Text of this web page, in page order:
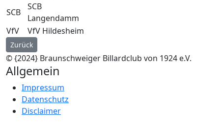
SCB
SCB
Langendamm
VfV
VfV Hildesheim
Vorheriger Beitrag: BBC1 Vizemeister
Zurück
© {2024} Braunschweiger Billardclub von 1924 e.V.
Allgemein
Impressum
Datenschutz
Disclaimer